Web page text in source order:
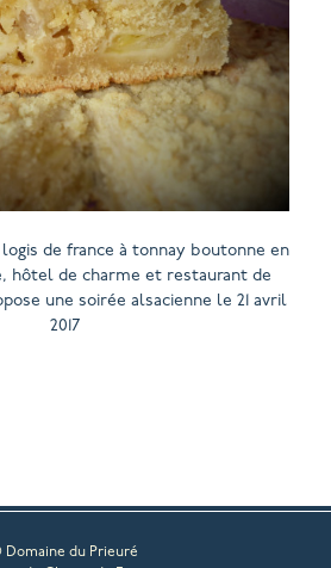
de france à tonnay boutonne en
hôtel de charme et restaurant de
une soirée alsacienne le 21 avril
2017
Domaine du Prieuré